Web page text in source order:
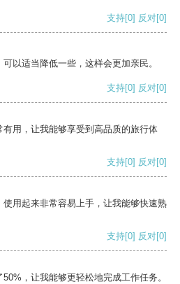
支持[0] 反对[0]
以适当降低一些，这样会更加亲民。
支持[0] 反对[0]
用，让我能够享受到高品质的旅行体
支持[0] 反对[0]
用起来非常容易上手，让我能够快速熟
支持[0] 反对[0]
，让我能够更轻松地完成工作任务。